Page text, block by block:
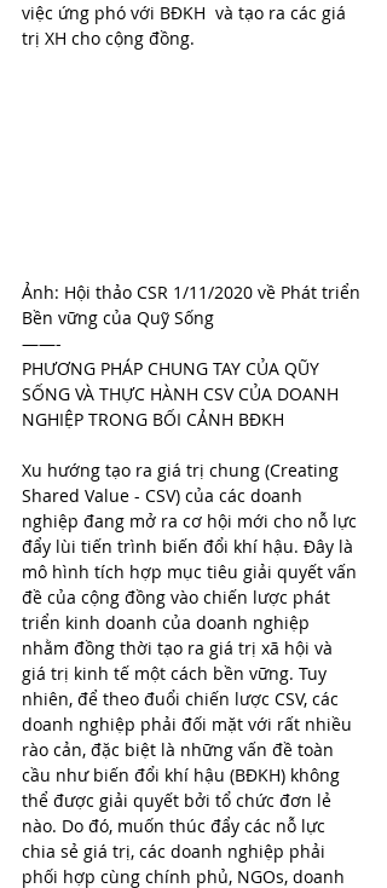
việc ứng phó với BĐKH  và tạo ra các giá
trị XH cho cộng đồng.
Ảnh: Hội thảo CSR 1/11/2020 về Phát triển
Bền vững của Quỹ Sống
——-
PHƯƠNG PHÁP CHUNG TAY CỦA QŨY
SỐNG VÀ THỰC HÀNH CSV CỦA DOANH
NGHIỆP TRONG BỐI CẢNH BĐKH
Xu hướng tạo ra giá trị chung (Creating
Shared Value - CSV) của các doanh
nghiệp đang mở ra cơ hội mới cho nỗ lực
đẩy lùi tiến trình biến đổi khí hậu. Đây là
mô hình tích hợp mục tiêu giải quyết vấn
đề của cộng đồng vào chiến lược phát
triển kinh doanh của doanh nghiệp
nhằm đồng thời tạo ra giá trị xã hội và
giá trị kinh tế một cách bền vững. Tuy
nhiên, để theo đuổi chiến lược CSV, các
doanh nghiệp phải đối mặt với rất nhiều
rào cản, đặc biệt là những vấn đề toàn
cầu như biến đổi khí hậu (BĐKH) không
thể được giải quyết bởi tổ chức đơn lẻ
nào. Do đó, muốn thúc đẩy các nỗ lực
chia sẻ giá trị, các doanh nghiệp phải
phối hợp cùng chính phủ, NGOs, doanh